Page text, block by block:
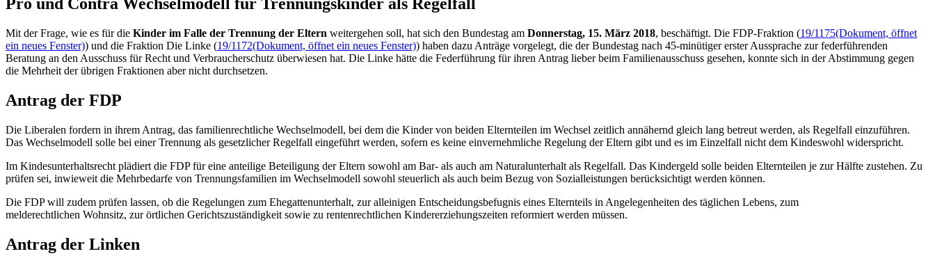
Mit der Frage, wie es für die Kinder im Falle der Trennung der Eltern weitergehen soll, hat sich den Bundestag am Donnerstag, 15. März 2018, beschäftigt. Die FDP-Fraktion (19/1175(Dokument, öffnet
ein neues Fenster)) und die Fraktion Die Linke (19/1172(Dokument, öffnet ein neues Fenster)) haben dazu Anträge vorgelegt, die der Bundestag nach 45-minütiger erster Aussprache zur federführenden
Beratung an den Ausschuss für Recht und Verbraucherschutz überwiesen hat. Die Linke hätte die Federführung für ihren Antrag lieber beim Familienausschuss gesehen, konnte sich in der Abstimmung gegen
die Mehrheit der übrigen Fraktionen aber nicht durchsetzen.
Antrag der FDP
Die Liberalen fordern in ihrem Antrag, das familienrechtliche Wechselmodell, bei dem die Kinder von beiden Elternteilen im Wechsel zeitlich annähernd gleich lang betreut werden, als Regelfall einzuführen.
Das Wechselmodell solle bei einer Trennung als gesetzlicher Regelfall eingeführt werden, sofern es keine einvernehmliche Regelung der Eltern gibt und es im Einzelfall nicht dem Kindeswohl widerspricht.
Im Kindesunterhaltsrecht plädiert die FDP für eine anteilige Beteiligung der Eltern sowohl am Bar- als auch am Naturalunterhalt als Regelfall. Das Kindergeld solle beiden Elternteilen je zur Hälfte zustehen. Zu
prüfen sei, inwieweit die Mehrbedarfe von Trennungsfamilien im Wechselmodell sowohl steuerlich als auch beim Bezug von Sozialleistungen berücksichtigt werden können.
Die FDP will zudem prüfen lassen, ob die Regelungen zum Ehegattenunterhalt, zur alleinigen Entscheidungsbefugnis eines Elternteils in Angelegenheiten des täglichen Lebens, zum
melderechtlichen Wohnsitz, zur örtlichen Gerichtszuständigkeit sowie zu rentenrechtlichen Kindererziehungszeiten reformiert werden müssen.
Antrag der Linken